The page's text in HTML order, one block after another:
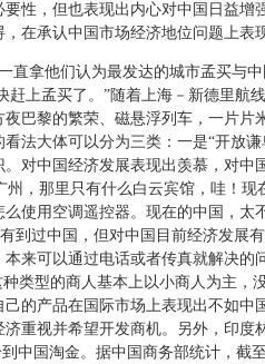
性，但也表现出内心对中国日益增
在承认中国市场经济地位问题上表
拿他们认为最发达的城市孟买与中
上孟买了。”随着上海－新德里航
巴黎的繁荣、磁悬浮列车，一片片
法大体可以分为三类：一是“开放谦
对中国经济发展表现出羡慕，对中
州，那里只有什么白云宾馆，哇！现
使用空调遥控器。现在的中国，太
到过中国，但对中国目前经济发展
来可以通过电话或者传真就解决的
类型的商人基本上以小商人为主，
的产品在国际市场上表现出不如中
重视并希望开发商机。另外，印度
中国淘金。据中国商务部统计，截